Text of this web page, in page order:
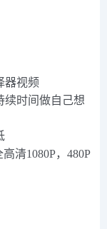
器视频
续时间做自己想
清1080P，480P